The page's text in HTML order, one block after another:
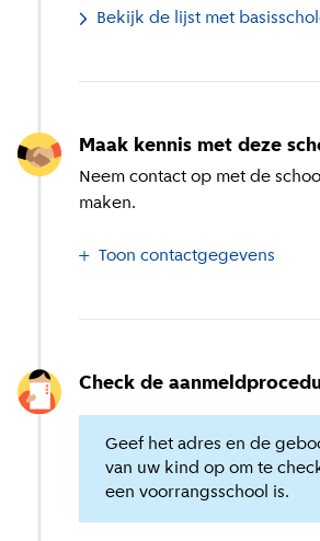
Bekijk de lijst met
Maak kennis met deze
Neem contact op met de
maken.
Toon contactgegevens
Check de
Geef het adres en de
van uw kind op om te
een voorrangsschool is.